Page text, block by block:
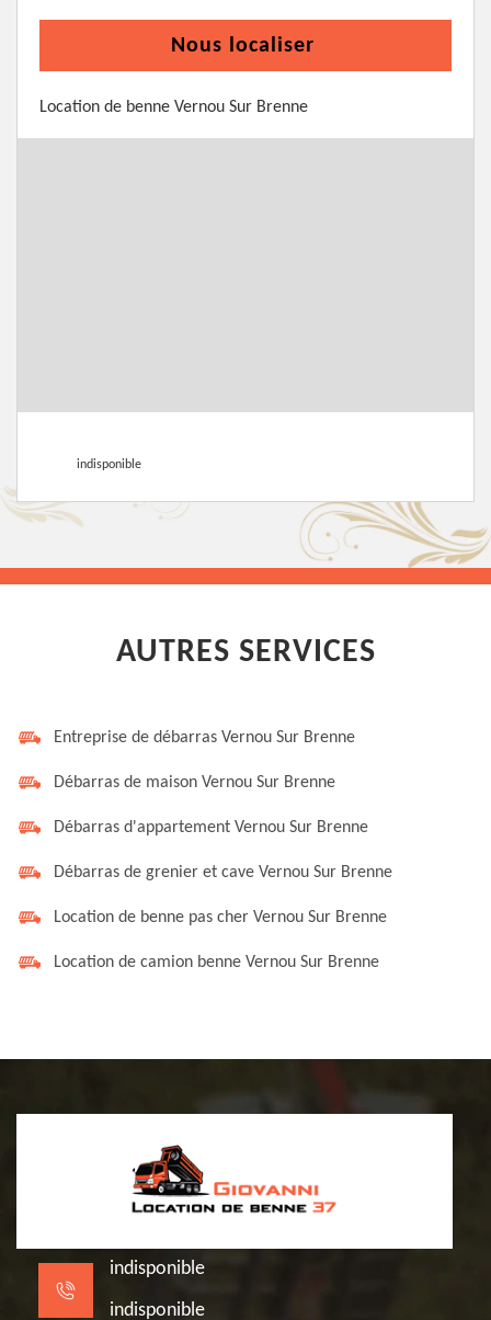
Nous localiser
Location de benne Vernou Sur Brenne
indisponible
AUTRES SERVICES
Entreprise de débarras Vernou Sur Brenne
Débarras de maison Vernou Sur Brenne
Débarras d'appartement Vernou Sur Brenne
Débarras de grenier et cave Vernou Sur Brenne
Location de benne pas cher Vernou Sur Brenne
Location de camion benne Vernou Sur Brenne
indisponible
indisponible